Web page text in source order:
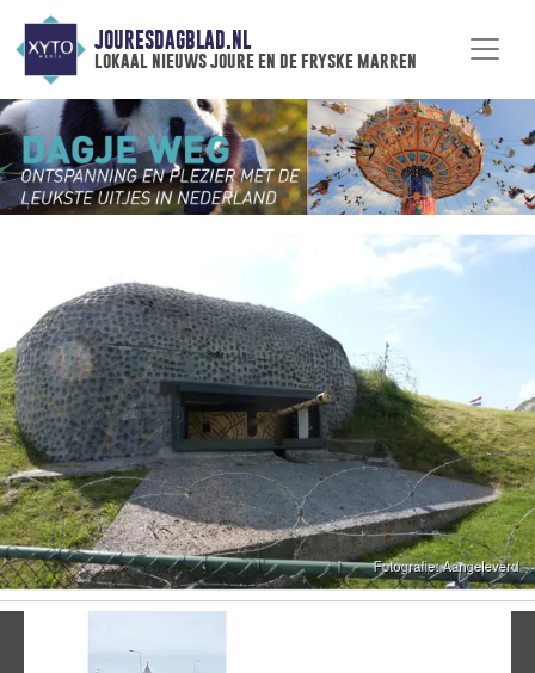
JOURESDAGBLAD.NL
lokaal nieuws joure en de fryske marren